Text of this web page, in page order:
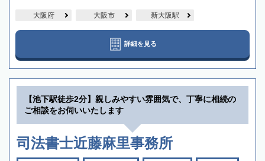
大阪府 大阪市 新大阪駅
詳細を見る
【池下駅徒歩2分】親しみやすい雰囲気で、丁寧に相続の
ご相談をお伺いいたします
司法書士近藤麻里事務所